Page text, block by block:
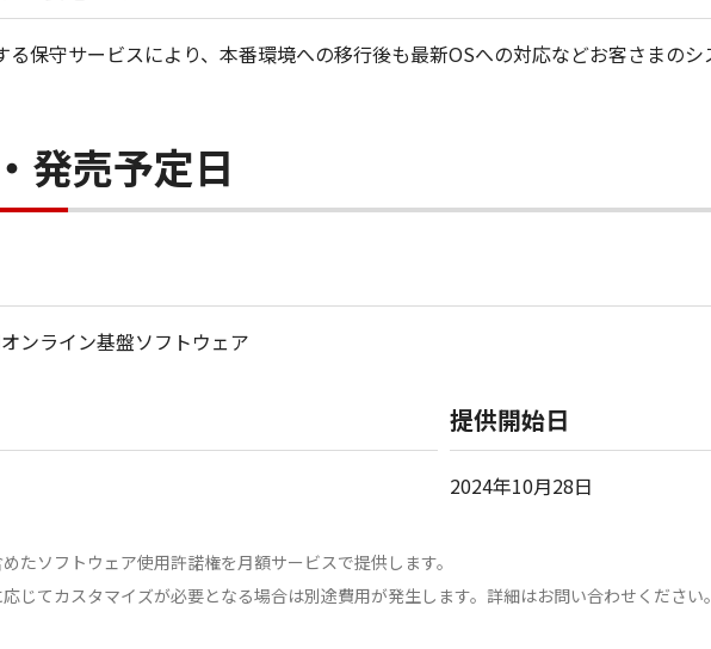
る保守サービスにより、本番環境への移行後も最新OSへの対応などお客さまのシ
発売予定日
ンライン基盤ソフトウェア
提供開始日
2024年10月28日
たソフトウェア使用許諾権を月額サービスで提供します。
じてカスタマイズが必要となる場合は別途費用が発生します。詳細はお問い合わせください。